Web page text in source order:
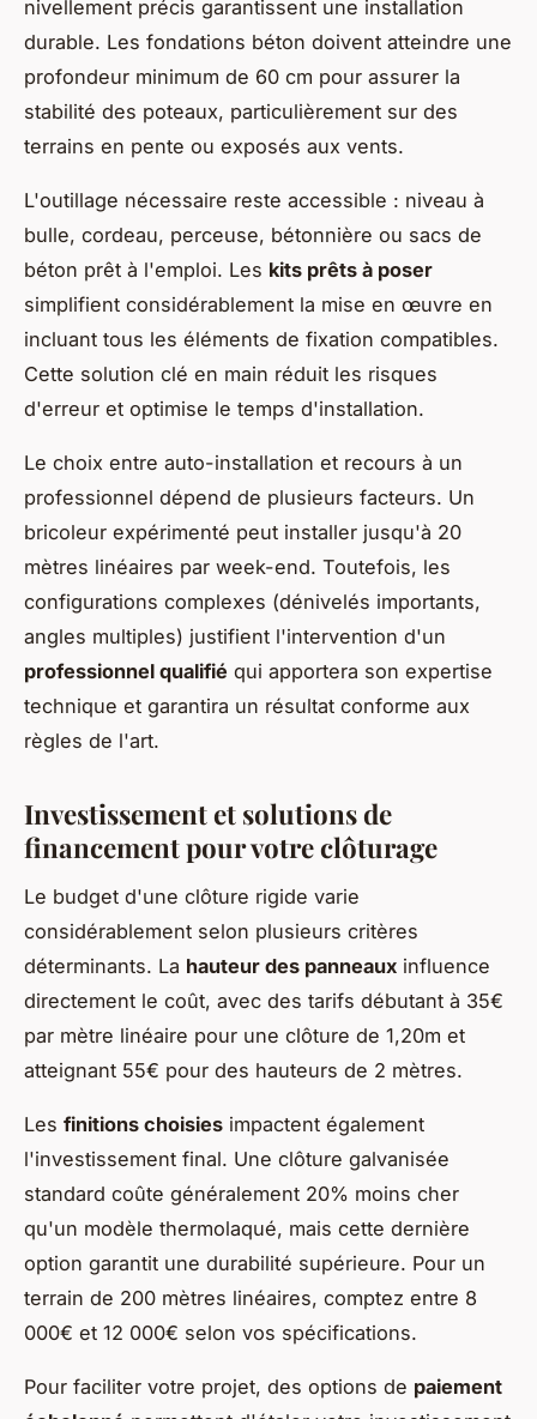
nivellement précis garantissent une installation
durable. Les fondations béton doivent atteindre une
profondeur minimum de 60 cm pour assurer la
stabilité des poteaux, particulièrement sur des
terrains en pente ou exposés aux vents.
L'outillage nécessaire reste accessible : niveau à
bulle, cordeau, perceuse, bétonnière ou sacs de
béton prêt à l'emploi. Les kits prêts à poser
simplifient considérablement la mise en œuvre en
incluant tous les éléments de fixation compatibles.
Cette solution clé en main réduit les risques
d'erreur et optimise le temps d'installation.
Le choix entre auto-installation et recours à un
professionnel dépend de plusieurs facteurs. Un
bricoleur expérimenté peut installer jusqu'à 20
mètres linéaires par week-end. Toutefois, les
configurations complexes (dénivelés importants,
angles multiples) justifient l'intervention d'un
professionnel qualifié qui apportera son expertise
technique et garantira un résultat conforme aux
règles de l'art.
Investissement et solutions de
financement pour votre clôturage
Le budget d'une clôture rigide varie
considérablement selon plusieurs critères
déterminants. La hauteur des panneaux influence
directement le coût, avec des tarifs débutant à 35€
par mètre linéaire pour une clôture de 1,20m et
atteignant 55€ pour des hauteurs de 2 mètres.
Les finitions choisies impactent également
l'investissement final. Une clôture galvanisée
standard coûte généralement 20% moins cher
qu'un modèle thermolaqué, mais cette dernière
option garantit une durabilité supérieure. Pour un
terrain de 200 mètres linéaires, comptez entre 8
000€ et 12 000€ selon vos spécifications.
Pour faciliter votre projet, des options de paiement